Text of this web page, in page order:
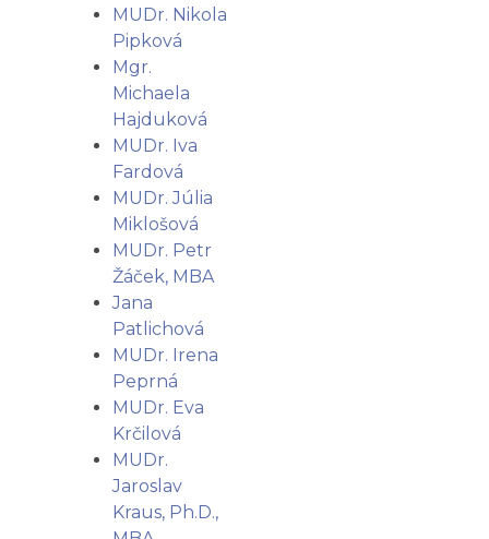
MUDr. Nikola
Pipková
Mgr.
Michaela
Hajduková
MUDr. Iva
Fardová
MUDr. Júlia
Miklošová
MUDr. Petr
Žáček, MBA
Jana
Patlichová
MUDr. Irena
Peprná
MUDr. Eva
Krčilová
MUDr.
Jaroslav
Kraus, Ph.D.,